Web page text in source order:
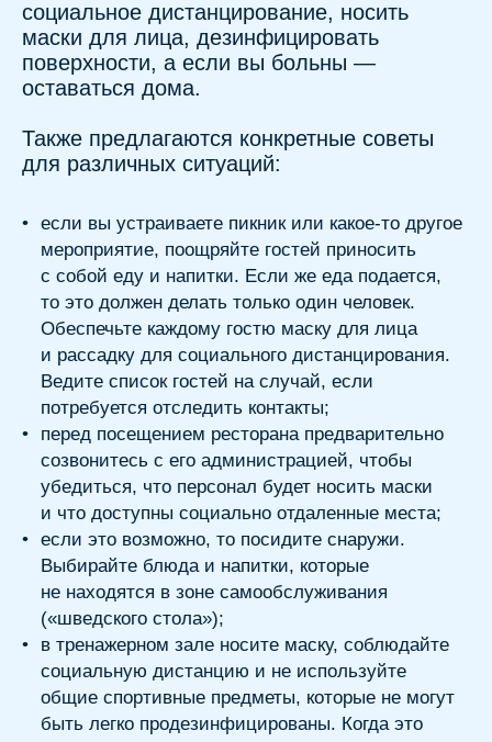
то это должен делать только один человек.
Обеспечьте каждому гостю маску для лица
и рассадку для социального дистанцирования.
Ведите список гостей на случай, если
потребуется отследить контакты;
созвонитесь с его администрацией, чтобы
убедиться, что персонал будет носить маски
и что доступны социально отдаленные места;
Выбирайте блюда и напитки, которые
не находятся в зоне самообслуживания
(«шведского стола»);
в тренажерном зале носите маску, соблюдайте
социальную дистанцию и не используйте
общие спортивные предметы, которые не могут
быть легко продезинфицированы. Когда это
возможно, выполняйте упражнения на свежем
воздухе. Будьте готовы к тому, что
использование общественных душей возможно
будет запрещено;
посещайте маникюрный салон или салон
красоты только по предварительной записи.
Ждите на улице или в своей машине, пока
не подойдет назначенное время, если это
невозможно — оставайтесь социально
отстраненными в зоне ожидания. Наденьте
маску и вымойте руки, убедитесь, что
сотрудники сделают то же самое;
идете в библиотеку? Используйте системы
предварительного поиска и заказа через
Интернет или телефон;
лучше всего подобрать требуемые материалы
заранее и удаленно. Продезинфицируйте
библиотечные материалы в момент получения,